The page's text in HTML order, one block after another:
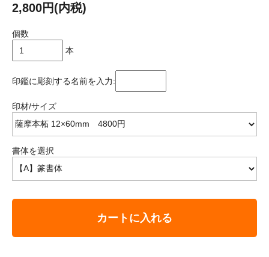
2,800円(内税)
個数
本
印鑑に彫刻する名前を入力:
印材/サイズ
書体を選択
カートに入れる